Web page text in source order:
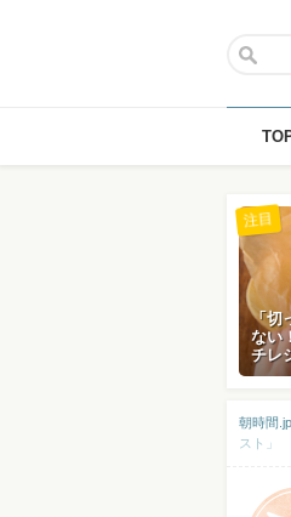
「切
ない
チレ
注目
朝時間.jp
スト」